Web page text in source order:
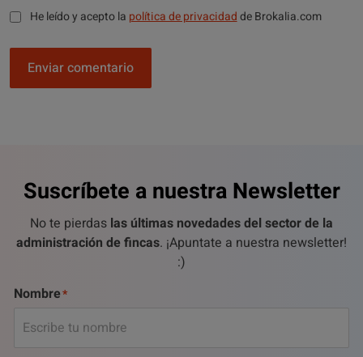
He leído y acepto la política de privacidadde Brokalia.com
Enviar comentario
Suscríbete a nuestra Newsletter
No te pierdas las últimas novedades del sector de la
administración de fincas. ¡Apuntate a nuestra newsletter!
:)
Nombre